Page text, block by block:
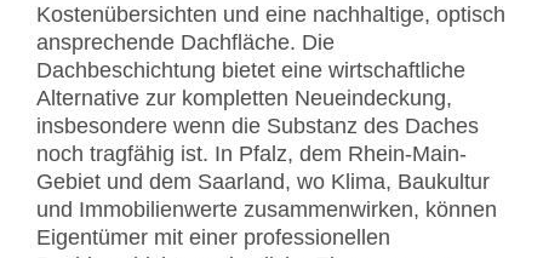
Kostenübersichten und eine nachhaltige, optisch
ansprechende Dachfläche. Die
Dachbeschichtung bietet eine wirtschaftliche
Alternative zur kompletten Neueindeckung,
insbesondere wenn die Substanz des Daches
noch tragfähig ist. In Pfalz, dem Rhein-Main-
Gebiet und dem Saarland, wo Klima, Baukultur
und Immobilienwerte zusammenwirken, können
Eigentümer mit einer professionellen